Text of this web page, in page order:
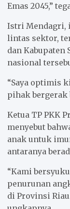
Emas 2045,”
Istri Mendagri,
lintas sektor,
dan Kabupaten
nasional
“Saya optimis
pihak bergerak
Ketua TP PKK
menyebut
anak untuk
antaranya
“Kami
penurunan
di Provinsi